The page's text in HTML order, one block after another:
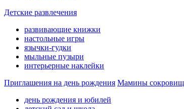
Детские развлечения
развивающие книжки
настольные игры
язычки-гудки
мыльные пузыри
интерьерные наклейки
Приглашения на день рождения Мамины
день рождения и юбилей